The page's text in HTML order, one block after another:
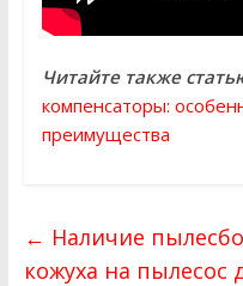
Читайте также
компенсаторы:
преимущества
← Наличие
кожуха на пылесос